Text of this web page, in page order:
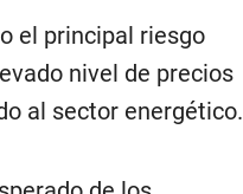
el principal riesgo
nivel de precios
al sector energético.